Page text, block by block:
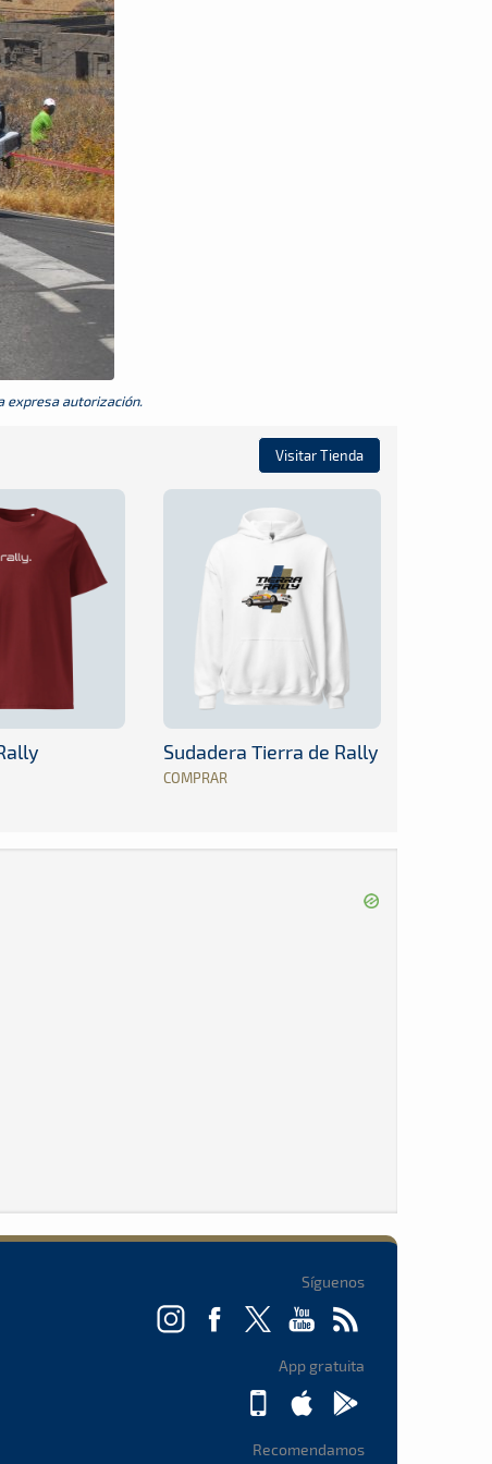
expresa autorización.
Visitar Tienda
Sudadera Tierra de Rally
COMPRAR
Síguenos
App gratuita
Recomendamos